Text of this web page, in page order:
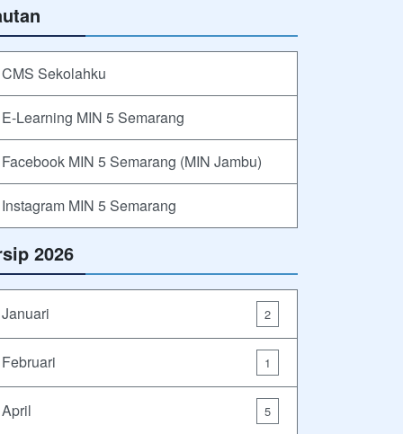
CMS Sekolahku
E-Learning MIN 5 Semarang
Facebook MIN 5 Semarang (MIN Jambu)
Instagram MIN 5 Semarang
2026
Januari 2
Februari 1
April 5